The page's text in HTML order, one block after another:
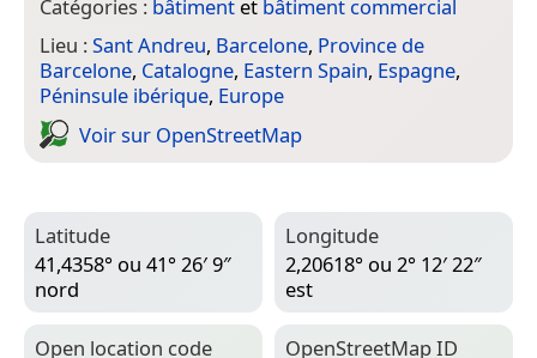
Catégories : bâtiment et bâtiment commercial
Lieu :Sant Andreu, Barcelone, Province de
Barcelone, Catalogne, Eastern Spain, Espagne,
Péninsule ibérique, Europe
Voir sur Open­Street­Map
Latitude
41,4358° ou 41° 26′ 9″
nord
Longitude
2,20618° ou 2° 12′ 22″
est
Open location code
Open­Street­Map ID